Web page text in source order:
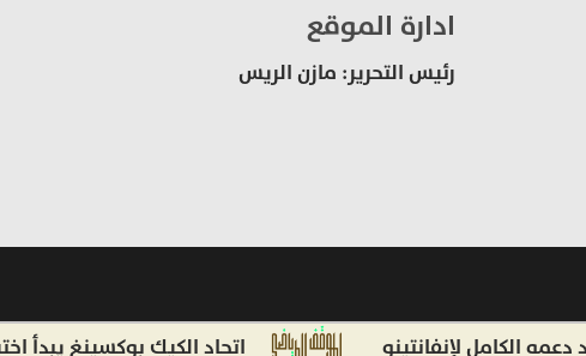
ادارة الموقع
رئيس التحرير: مازن الريس
لإنفانتينو اتحاد الكيك بوكسينغ يبدأ اختيار